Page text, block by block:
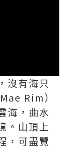
沒有海只
Rim）
海，曲水
。山頂上
，可盡覽